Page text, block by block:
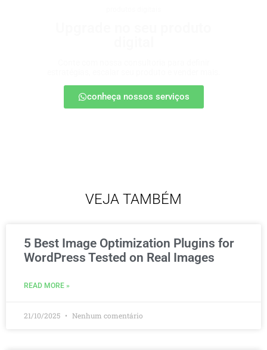
conheça nossos serviços
VEJA TAMBÉM
5 Best Image Optimization Plugins for
WordPress Tested on Real Images
READ MORE »
21/10/2025 Nenhum comentário